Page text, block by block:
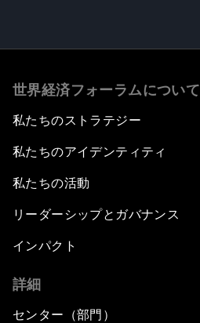
世界経済フォーラムについて
私たちのストラテジー
私たちのアイデンティティ
私たちの活動
リーダーシップとガバナンス
インパクト
詳細
センター（部門）